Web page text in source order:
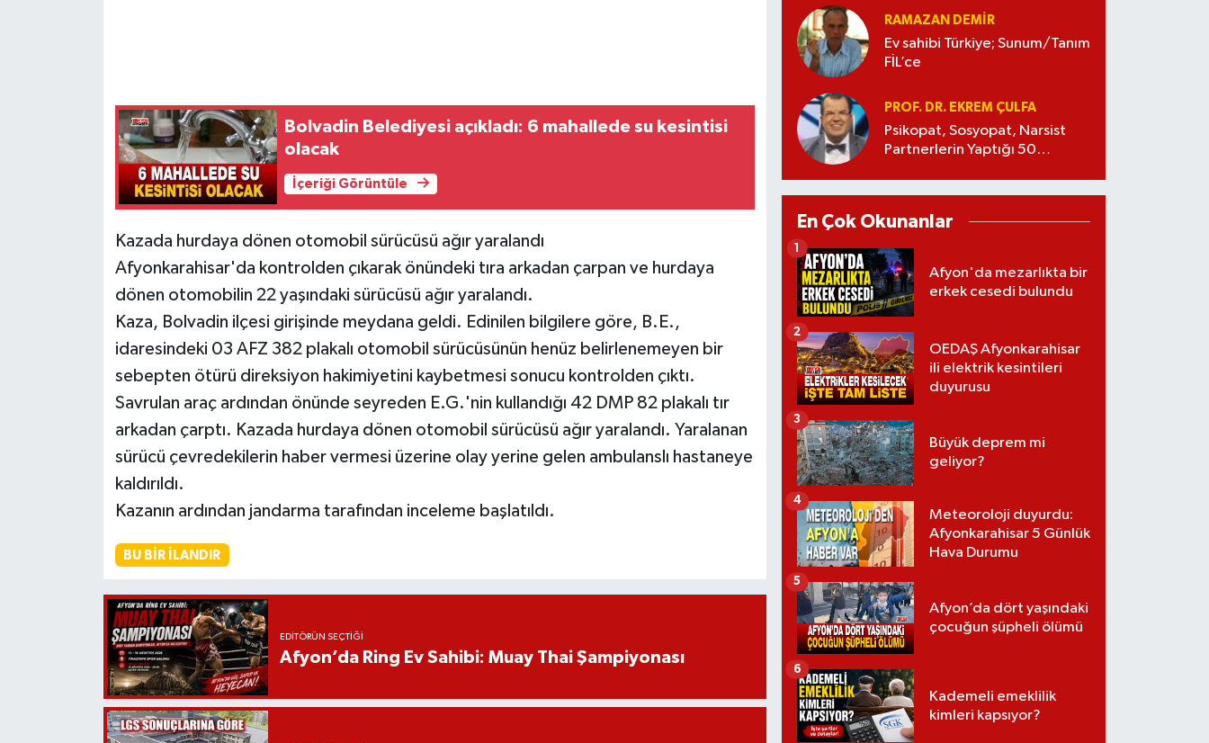
Bolvadin Belediyesi açıkladı: 6 mahallede su kesintisi
olacak
İçeriği Görüntüle
Kazada hurdaya dönen otomobil sürücüsü ağır yaralandı
Afyonkarahisar'da kontrolden çıkarak önündeki tıra arkadan çarpan ve hurdaya
dönen otomobilin 22 yaşındaki sürücüsü ağır yaralandı.
Kaza, Bolvadin ilçesi girişinde meydana geldi. Edinilen bilgilere göre, B.E.,
idaresindeki 03 AFZ 382 plakalı otomobil sürücüsünün henüz belirlenemeyen bir
sebepten ötürü direksiyon hakimiyetini kaybetmesi sonucu kontrolden çıktı.
Savrulan araç ardından önünde seyreden E.G.'nin kullandığı 42 DMP 82 plakalı tır
arkadan çarptı. Kazada hurdaya dönen otomobil sürücüsü ağır yaralandı. Yaralanan
sürücü çevredekilerin haber vermesi üzerine olay yerine gelen ambulanslı hastaneye
kaldırıldı.
Kazanın ardından jandarma tarafından inceleme başlatıldı.
BU BIR İLANDIR
EDITÖRÜN SEÇTIĞI
Afyon’da Ring Ev Sahibi: Muay Thai Şampiyonası
RAMAZAN DEMİR
Ev sahibi Türkiye; Sunum/Tanım
FİL’ce
PROF. DR. EKREM ÇULFA
Psikopat, Sosyopat, Narsist
Partnerlerin Yaptığı 50
En Çok Okunanlar
Afyon'da mezarlıkta bir
erkek cesedi bulundu
1
OEDAŞ Afyonkarahisar
ili elektrik kesintileri
duyurusu
2
Büyük deprem mi
geliyor?
3
Meteoroloji duyurdu:
Afyonkarahisar 5 Günlük
Hava Durumu
4
Afyon’da dört yaşındaki
çocuğun şüpheli ölümü
5
Kademeli emeklilik
kimleri kapsıyor?
6